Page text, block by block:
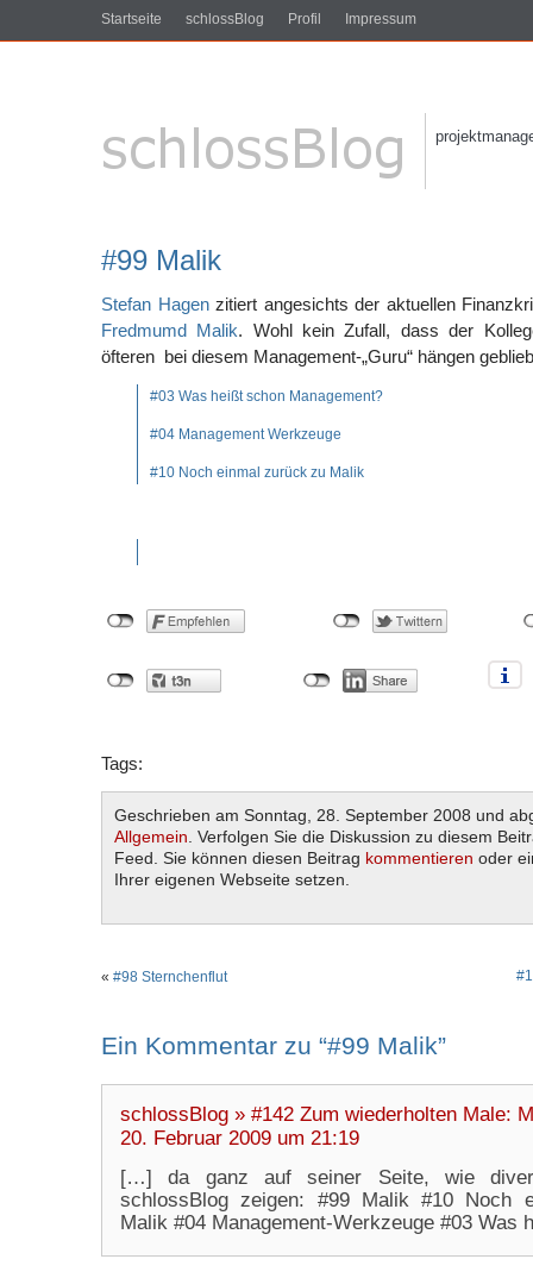
Startseite schlossBlog Profil Impressum
#99 Malik
Stefan Hagenzitiert angesichts der aktuellen
Fredmumd Malik. Wohl kein Zufall, dass der
öfteren bei diesem Management-„Guru“ hängen
#03 Was heißt schon Management?
#04 Management Werkzeuge
#10 Noch einmal zurück zu Malik
Tags:
Geschrieben am Sonntag, 28. September 2008 und
Allgemein . Verfolgen Sie die Diskussion zu diesem
Feed. Sie können diesen Beitrag kommentieren oder
Ihrer eigenen Webseite setzen.
« #98 Sternchenflut
Ein Kommentar zu “#99 Malik”
schlossBlog » #142 Zum wiederholten Male:
20. Februar 2009 um 21:19
[…] da ganz auf seiner Seite, wie
schlossBlog zeigen: #99 Malik #10 Noch
Malik #04 Management-Werkzeuge #03